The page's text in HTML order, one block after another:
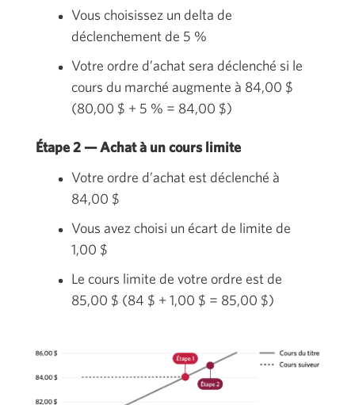
Vous choisissez un delta de
déclenchement de 5 %
Votre ordre d’achat sera déclenché si le
cours du marché augmente à 84,00 $
(80,00 $ + 5 % = 84,00 $)
Étape 2 — Achat à un cours limite
Votre ordre d’achat est déclenché à
84,00 $
Vous avez choisi un écart de limite de
1,00 $
Le cours limite de votre ordre est de
85,00 $ (84 $ +1,00 $ = 85,00 $)